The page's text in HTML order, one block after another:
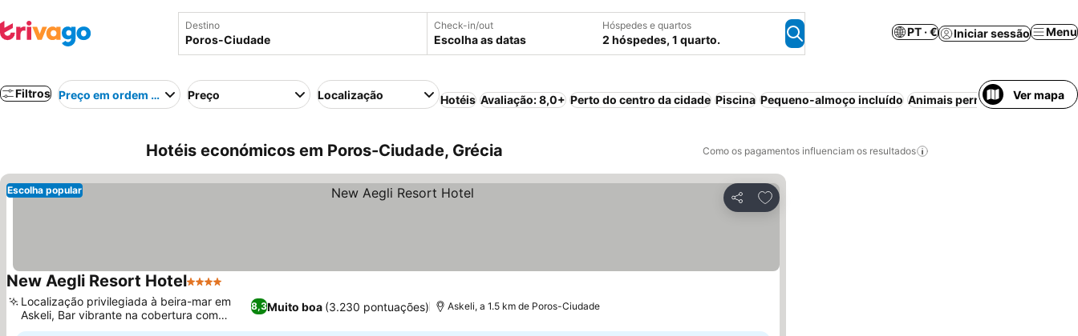
Destino Check-in/out
Escolha as datas
Hóspedes e quartos
2 hóspedes, 1 quarto.
PT · € Iniciar sessão Menu
Filtros Preço em ordem crescentePreço Localização Hotéis Avaliação: 8,0+ Perto do centro da cidade Piscina Pequeno-almoço incluído Animais permitidos Praia
Ver mapa
Hotéis económicos em Poros-Ciudade, Grécia Como os pagamentos influenciam os resultados
Partilhar
Adicionar aos favoritos
Escolha popular
New Aegli Resort Hotel4 Estrelas
8,3Muito boa (3.230 pontuações)
Localização privilegiada à beira-mar em
Askeli, Bar vibrante na cobertura com
vistas deslumbrantes
Askeli, a 1.5 km de Poros-Ciudade